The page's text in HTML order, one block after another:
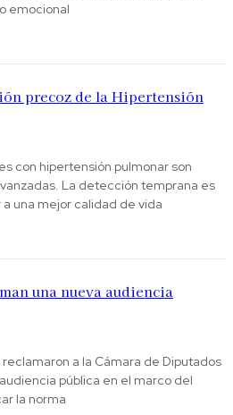
emocional
precoz de la Hipertensión
con hipertensión pulmonar son
La detección temprana es
una mejor calidad de vida
una nueva audiencia
a la Cámara de Diputados
pública en el marco del
la norma